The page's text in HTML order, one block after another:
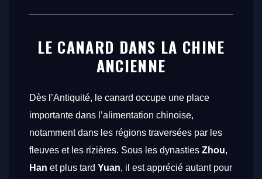
LE CANARD DANS LA CHINE
ANCIENNE
Dès l’Antiquité, le canard occupe une place
importante dans l’alimentation chinoise,
notamment dans les régions traversées par les
fleuves et les rizières. Sous les dynasties Zhou,
Han et plus tard Yuan, il est apprécié autant pour